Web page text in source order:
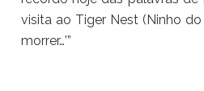
visita ao Tiger Nest (Ninho
morrer…'”